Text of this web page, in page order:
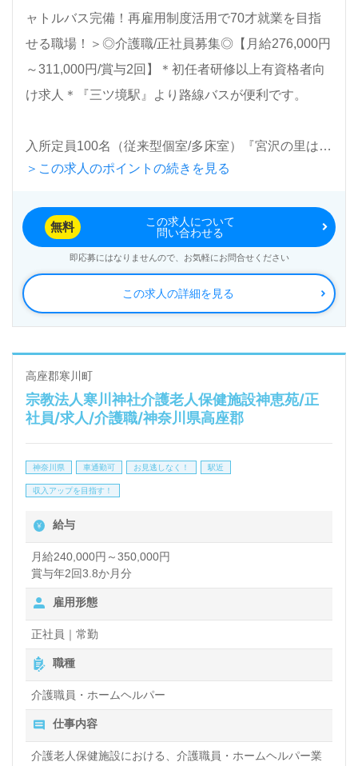
ャトルバス完備！再雇用制度活用で70才就業を目指
せる職場！＞◎介護職/正社員募集◎【月給276,000円
～311,000円/賞与2回】＊初任者研修以上有資格者向
け求人＊『三ツ境駅』より路線バスが便利です。
入所定員100名（従来型個室/多床室）『宮沢の里はな
もも苑』医療法人社団美里会（本部：神奈川県横浜
ビリテーション、デイケア、介護老人保健施設、ショ
ートステイ事業を展開されています。
◎幅広い年代層の方が活躍中！多彩なイベントやクラ
ブ活動で笑顔も増える！あなたの”得意分野”を活かせ
る事業所様！◎
看護助手や介護職経験のある方はもちろん、これから
介護職を目指される方も幅広く募集します。介護老人
保健施設での勤務経験は問いません。『やわらかな介
求される事業所様です。手厚いOJT/研修制度、職員
でいただける環境面も嬉しいポイント！『ご利用者様
の在宅復帰をサポートしたい、介護老人保健施設で働
きたい』『自分の得意分野を多彩なアクティビティで
活かしたい』『転職で施設形態や環境を変えて働きた
い』等の方も大歓迎です。募集詳細等、担当コンサル
タントよりご案内します。お問い合わせも遠慮なくお
願いします。
全国の求人ご紹介！医療/福祉業界の正社員/パート求
人探しは【ウィルオブ介護】＊求人情報収集、将来的
＞この求人のポイントの続きを見る
この求人の詳細を見る
無料
この求人について
問い合わせる
即応募にはなりませんので、お気軽にお問合せください
高座郡寒川町
宗教法人寒川神社介護老人保健施設神恵苑/正
社員/求人/介護職/神奈川県高座郡
神奈川県 車通勤可 お見逃しなく！ 駅近
収入アップを目指す！
給与
月給240,000円～350,000円
賞与年2回3.8か月分
雇用形態
正社員｜常勤
職種
介護職員・ホームヘルパー
仕事内容
介護老人保健施設における、介護職員・ホームヘルパー業